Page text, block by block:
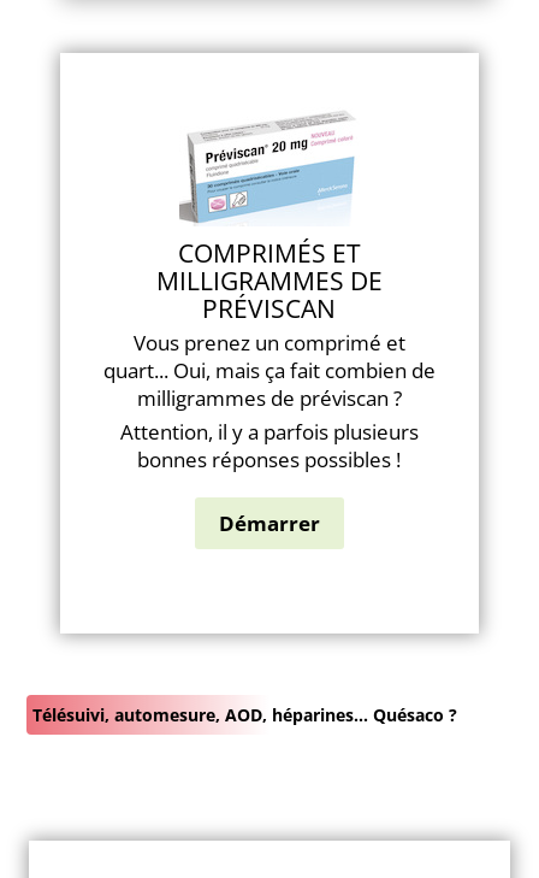
COMPRIMÉS ET
MILLIGRAMMES DE
PRÉVISCAN
Vous prenez un comprimé et
quart... Oui, mais ça fait combien de
milligrammes de préviscan ?
Attention, il y a parfois plusieurs
bonnes réponses possibles !
Télésuivi, automesure, AOD, héparines… Quésaco ?